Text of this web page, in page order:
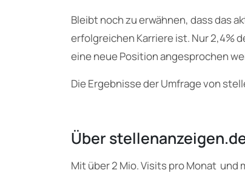
Bleibt noch zu erwähnen, dass das
erfolgreichen Karriere ist. Nur 2,4%
eine neue Position angesprochen
Die Ergebnisse der Umfrage von
Über
Mit über 2 Mio. Visits pro Monat